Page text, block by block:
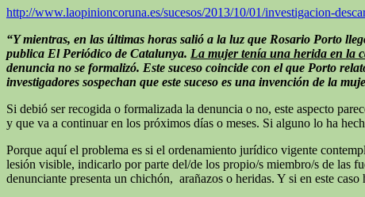
http://www.laopinioncoruna.es/sucesos/2013/10/01/investigacion-
“Y mientras, en las últimas horas salió a la luz que Rosario Porto
publica El Periódico de Catalunya. La mujer tenía una herida en la
denuncia no se formalizó. Este suceso coincide con el que Porto
investigadores sospechan que este suceso es una invención de la
Si debió ser recogida o formalizada la denuncia o no, este aspecto
y que va a continuar en los próximos días o meses. Si alguno lo ha
Porque aquí el problema es si el ordenamiento jurídico vigente
lesión visible, indicarlo por parte del/de los propio/s miembro/s de las
denunciante presenta un chichón, arañazos o heridas. Y si en este